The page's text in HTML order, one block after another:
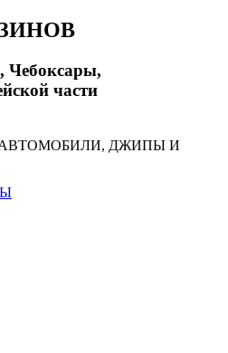
Чебоксары,
части
ДЖИПЫ И